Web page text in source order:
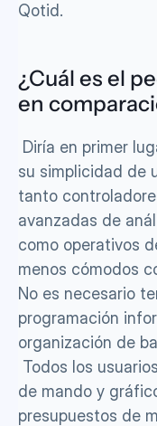
Qotid.
¿Cuál es el
en
su simplicidad de
tanto
avanzadas de
como operativos
menos cómodos
No es necesario
programación
organización de
Todos los
de mando y
presupuestos de